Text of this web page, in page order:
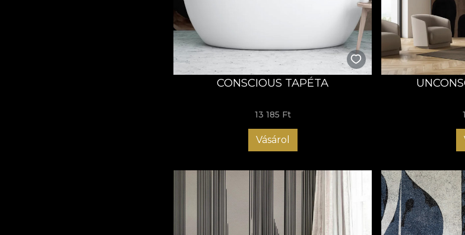
megfestve egy semleges tónusokból és feltűnő
sorozatát, és a papír szolgál vászonként az átalakulásukhoz
Puha, nem-szín palettát használva modelljeink finom
feketék tökéletes harmóniában keverednek. Ezek a semleges
egy végtelen lehetőségekkel teli vászon.
A galaktikus kék, arany és ezüst árnyalatai áthatják ezeket az
részleteket és életre keltve ezeket a kompozíciókat.
Az absztrakt formák ebben a gyűjteményben szabadon
Ezek a tapétaminták mintha saját életet élnének, elszakadva
időnként folyékony hullámokra, máskor hipnotikus vonalakra
hagyd magad ezekkel a formákkal sodródni, és saját egyedi
Ebben a gyűjteményben minden egyes dizájn időtlenség és
kreativitás felderítetlen terében sodródna, átutazva a művészi
CONSCIOUS TAPÉTA
13 185 Ft
Vásárol